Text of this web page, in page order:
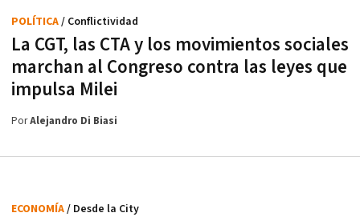
La CGT, las CTA y los movimientos sociales
marchan al Congreso contra las leyes que
impulsa Milei
POLÍTICA/ Conflictividad
PorAlejandro Di Biasi
ECONOMÍA/ Desde la City